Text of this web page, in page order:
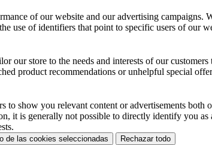
of our website and our advertising campaigns.
use of identifiers that point to specific users of
our store to the needs and interests of our
product recommendations or unhelpful special
to show you relevant content or advertisements
it is generally not possible to directly identify you
de las cookies seleccionadas Rechazar todo